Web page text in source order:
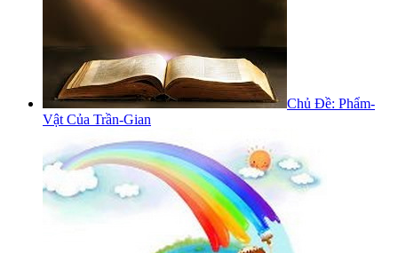
Chủ Đề: Phẩm-
Vật Của Trần-Gian